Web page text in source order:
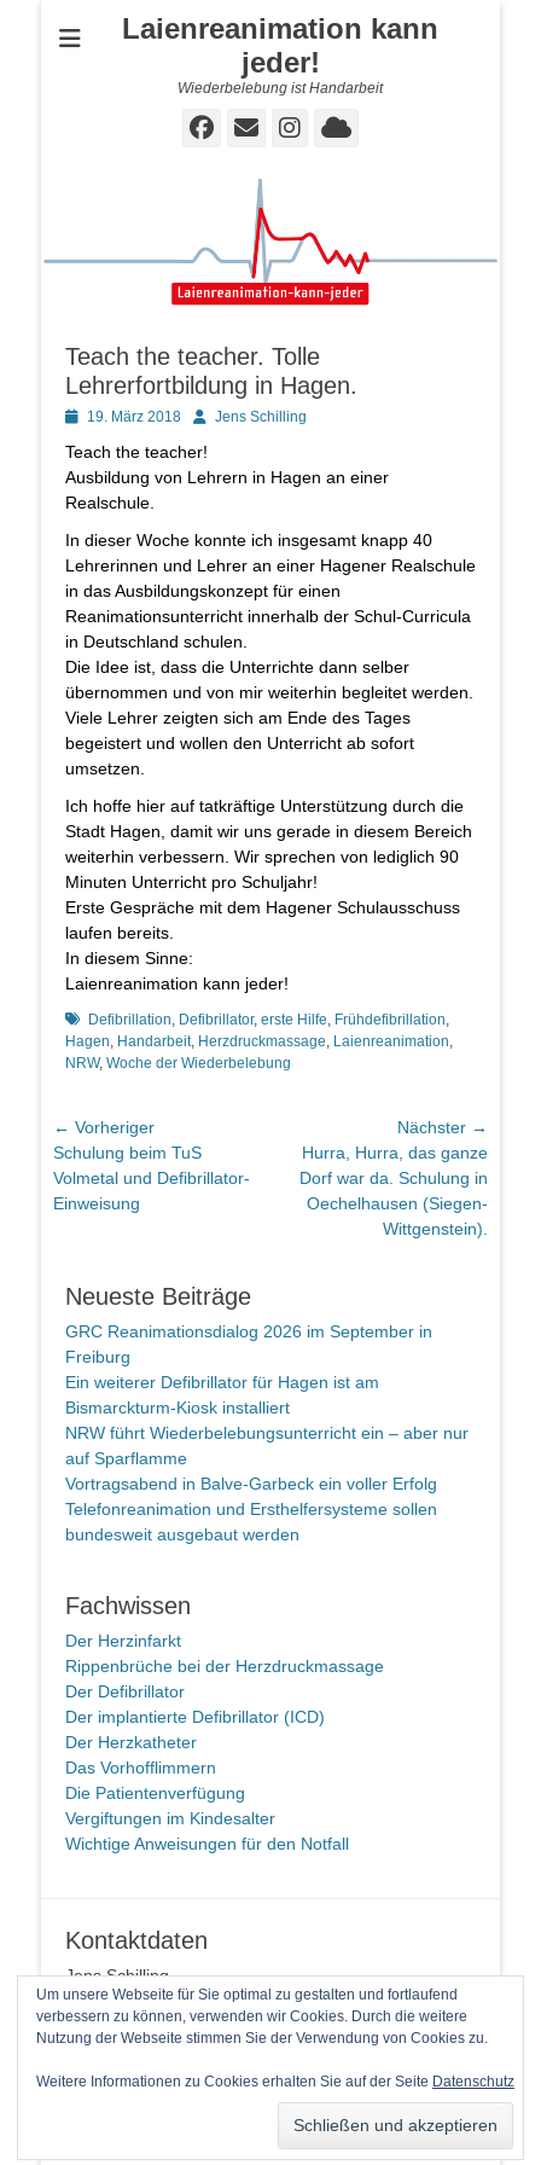
Laienreanimation kann
jeder!
Wiederbelebung ist Handarbeit
Facebook
E-
Instagram
Cloud
Teach the teacher. Tolle
Lehrerfortbildung in Hagen.
Posted19. März 2018 AutorJens Schilling
Teach the teacher!
Ausbildung von Lehrern in Hagen an einer
Realschule.
In dieser Woche konnte ich insgesamt knapp 40
Lehrerinnen und Lehrer an einer Hagener Realschule
in das Ausbildungskonzept für einen
Reanimationsunterricht innerhalb der Schul-Curricula
in Deutschland schulen.
Die Idee ist, dass die Unterrichte dann selber
übernommen und von mir weiterhin begleitet werden.
Viele Lehrer zeigten sich am Ende des Tages
begeistert und wollen den Unterricht ab sofort
umsetzen.
Ich hoffe hier auf tatkräftige Unterstützung durch die
Stadt Hagen, damit wir uns gerade in diesem Bereich
weiterhin verbessern. Wir sprechen von lediglich 90
Minuten Unterricht pro Schuljahr!
Erste Gespräche mit dem Hagener Schulausschuss
laufen bereits.
In diesem Sinne:
Laienreanimation kann jeder!
Schlagworte
Defibrillation, Defibrillator, erste Hilfe, Frühdefibrillation,
Hagen, Handarbeit, Herzdruckmassage, Laienreanimation,
NRW, Woche der Wiederbelebung
Beitragsnavigation
← Vorheriger
Vorheriger
Beitrag:
Schulung beim TuS
Volmetal und Defibrillator-
Einweisung
Nächster →
Nächster
Beitrag:
Hurra, Hurra, das ganze
Dorf war da. Schulung in
Oechelhausen (Siegen-
Wittgenstein).
Neueste Beiträge
GRC Reanimationsdialog 2026 im September in
Freiburg
Ein weiterer Defibrillator für Hagen ist am
Bismarckturm-Kiosk installiert
NRW führt Wiederbelebungsunterricht ein – aber nur
auf Sparflamme
Vortragsabend in Balve-Garbeck ein voller Erfolg
Telefonreanimation und Ersthelfersysteme sollen
bundesweit ausgebaut werden
Fachwissen
Der Herzinfarkt
Rippenbrüche bei der Herzdruckmassage
Der Defibrillator
Der implantierte Defibrillator (ICD)
Der Herzkatheter
Das Vorhofflimmern
Die Patientenverfügung
Vergiftungen im Kindesalter
Wichtige Anweisungen für den Notfall
Kontaktdaten
Jens Schilling
58091 Hagen
Telefon: +49 2337 94 90 14 1
E-Mail
Laienreanimation kann jeder!
. Alle Rechte
Catch Base vonCatch Themes
Um unsere Webseite für Sie optimal zu gestalten und fortlaufend
verbessern zu können, verwenden wir Cookies. Durch die weitere
Nutzung der Webseite stimmen Sie der Verwendung von Cookies zu.
Weitere Informationen zu Cookies erhalten Sie auf der Seite Datenschutz